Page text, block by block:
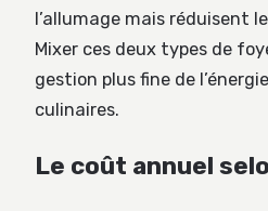
l’allumage mais réduisent
Mixer ces deux types de
gestion plus fine de
culinaires.
Le coût annuel